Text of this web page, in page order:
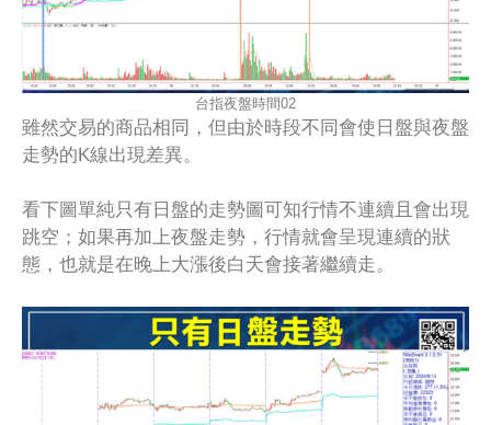
台指夜盤時間02
雖然交易的商品相同，但由於時段不同會使日盤與夜盤
走勢的K線出現差異。
看下圖單純只有日盤的走勢圖可知行情不連續且會出現
跳空；如果再加上夜盤走勢，行情就會呈現連續的狀
態，也就是在晚上大漲後白天會接著繼續走。